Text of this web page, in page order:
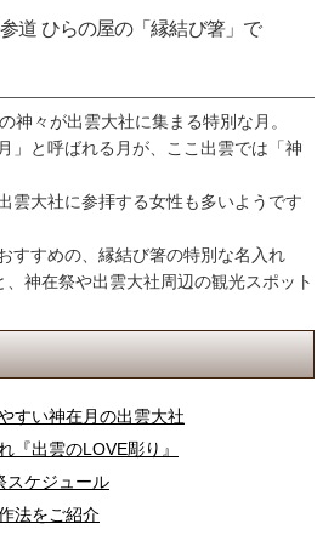
道 ひらの屋の「縁結び箸」で
神々が出雲大社に集まる特別な月。
」と呼ばれる月が、ここ出雲では「神
雲大社に参拝する女性も多いようです
すすめの、縁結び箸の特別な名入れ
、神在祭や出雲大社周辺の観光スポット
すい神在月の出雲大社
『出雲のLOVE彫り』
スケジュール
法をご紹介